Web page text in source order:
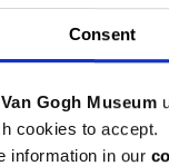
Consent
Van Gogh Museum
cookies to accept.
information in our